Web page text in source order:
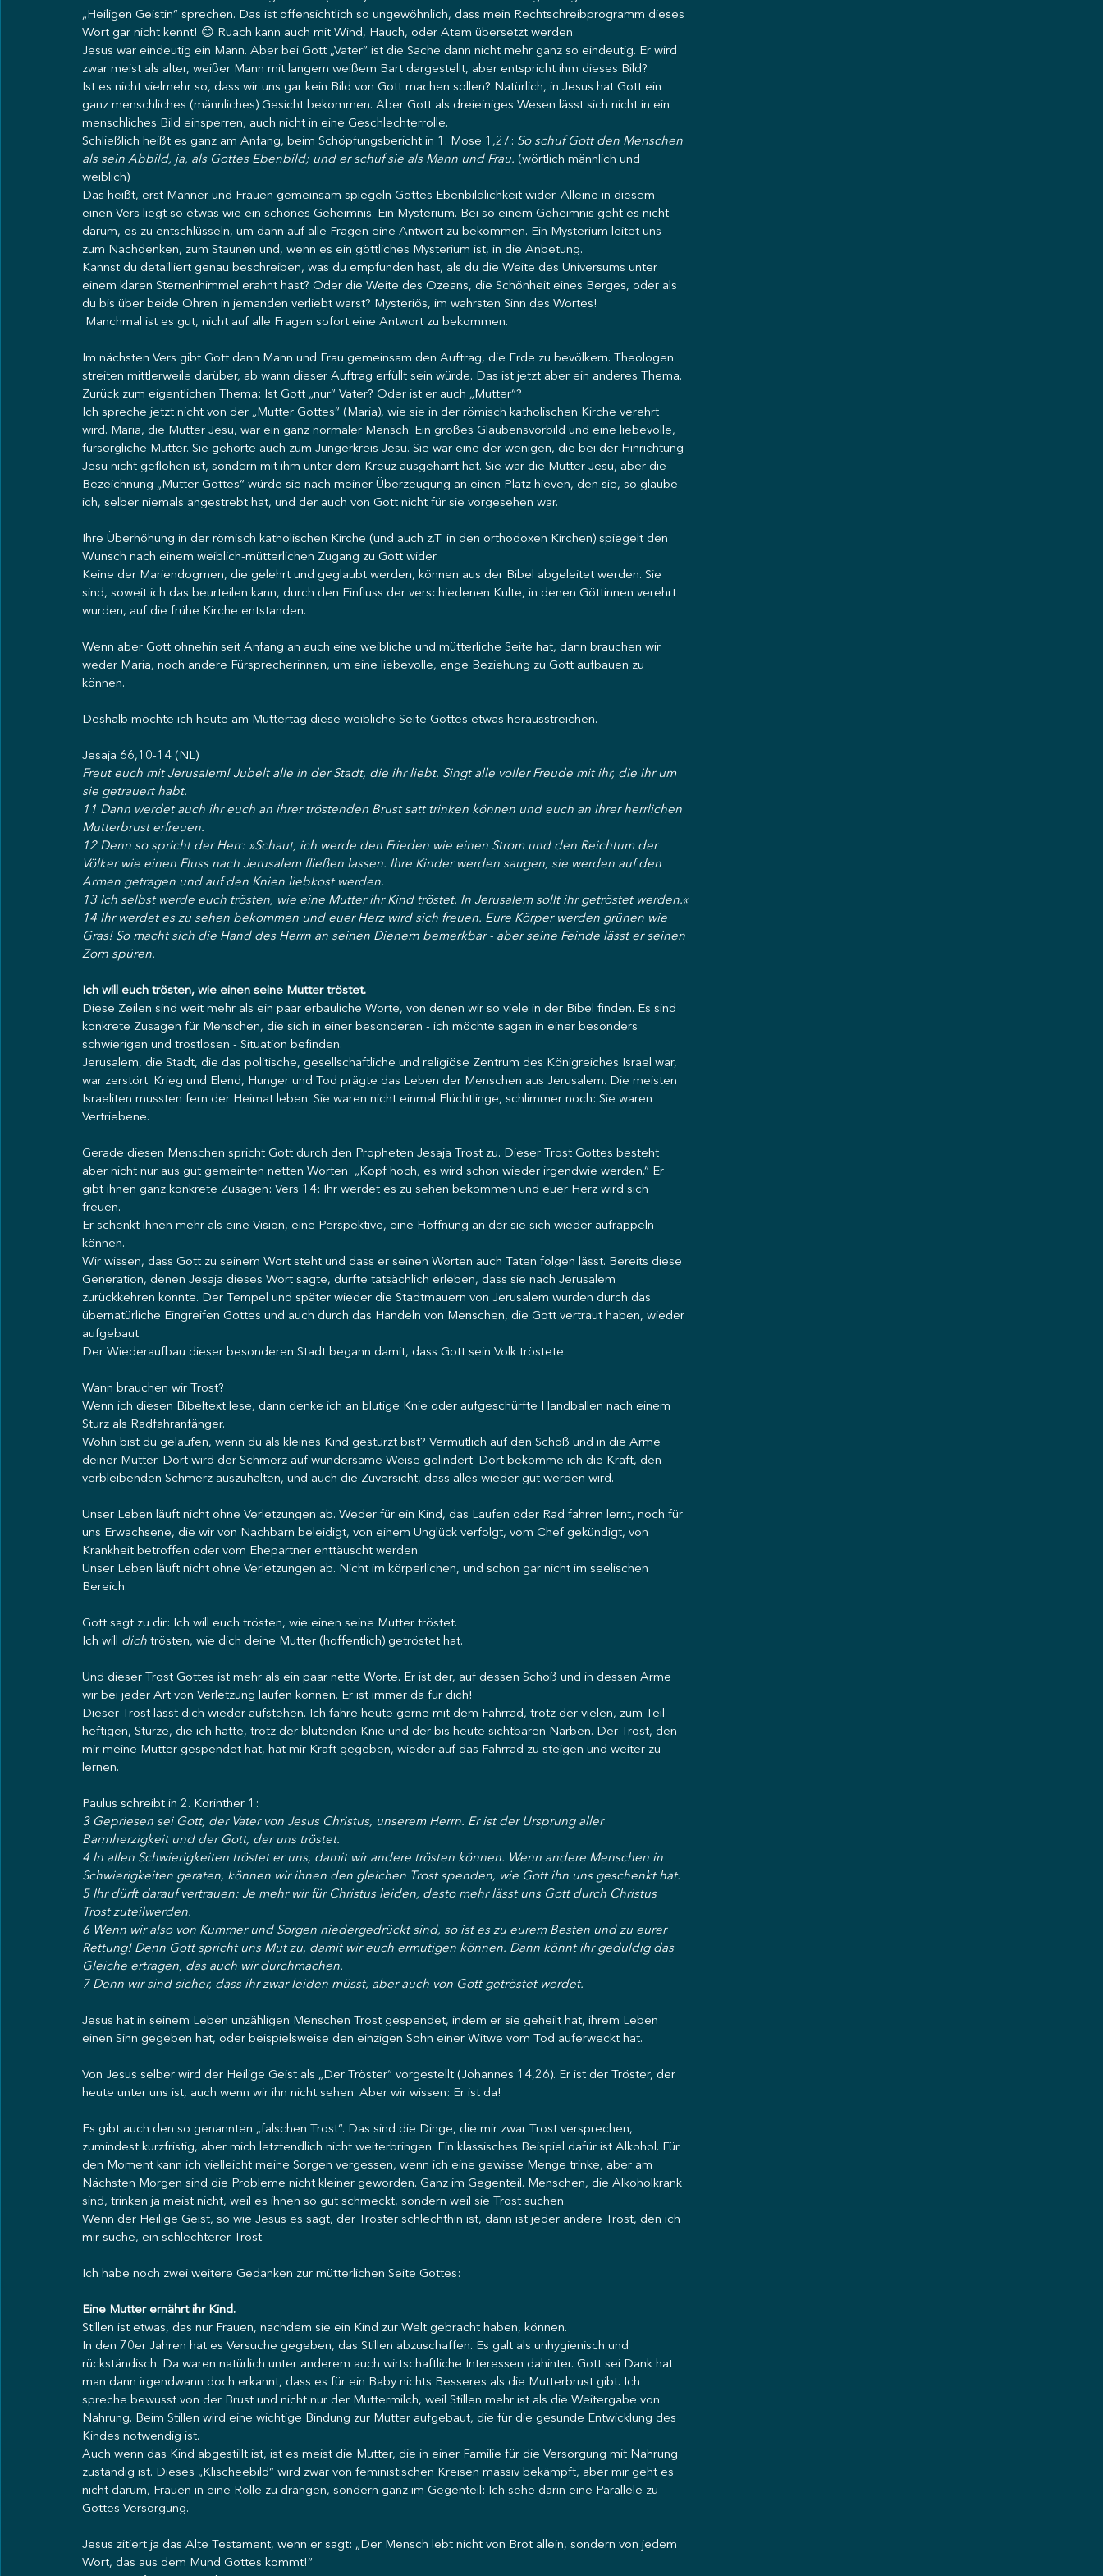
„Heiligen Geistin“ sprechen. Das ist offensichtlich so ungewöhnlich, dass mein Rechtschreibprogramm dieses
Wort gar nicht kennt! 😊 Ruach kann auch mit Wind, Hauch, oder Atem übersetzt werden.
Jesus war eindeutig ein Mann. Aber bei Gott „Vater“ ist die Sache dann nicht mehr ganz so eindeutig. Er wird
zwar meist als alter, weißer Mann mit langem weißem Bart dargestellt, aber entspricht ihm dieses Bild?
Ist es nicht vielmehr so, dass wir uns gar kein Bild von Gott machen sollen? Natürlich, in Jesus hat Gott ein
ganz menschliches (männliches) Gesicht bekommen. Aber Gott als dreieiniges Wesen lässt sich nicht in ein
menschliches Bild einsperren, auch nicht in eine Geschlechterrolle.
Schließlich heißt es ganz am Anfang, beim Schöpfungsbericht in 1. Mose 1,27: So schuf Gott den Menschen
als sein Abbild, ja, als Gottes Ebenbild; und er schuf sie als Mann und Frau. (wörtlich männlich und
weiblich)
Das heißt, erst Männer und Frauen gemeinsam spiegeln Gottes Ebenbildlichkeit wider. Alleine in diesem
einen Vers liegt so etwas wie ein schönes Geheimnis. Ein Mysterium. Bei so einem Geheimnis geht es nicht
darum, es zu entschlüsseln, um dann auf alle Fragen eine Antwort zu bekommen. Ein Mysterium leitet uns
zum Nachdenken, zum Staunen und, wenn es ein göttliches Mysterium ist, in die Anbetung.
Kannst du detailliert genau beschreiben, was du empfunden hast, als du die Weite des Universums unter
einem klaren Sternenhimmel erahnt hast? Oder die Weite des Ozeans, die Schönheit eines Berges, oder als
du bis über beide Ohren in jemanden verliebt warst? Mysteriös, im wahrsten Sinn des Wortes!
Manchmal ist es gut, nicht auf alle Fragen sofort eine Antwort zu bekommen.
Im nächsten Vers gibt Gott dann Mann und Frau gemeinsam den Auftrag, die Erde zu bevölkern. Theologen
streiten mittlerweile darüber, ab wann dieser Auftrag erfüllt sein würde. Das ist jetzt aber ein anderes Thema.
Zurück zum eigentlichen Thema: Ist Gott „nur“ Vater? Oder ist er auch „Mutter“?
Ich spreche jetzt nicht von der „Mutter Gottes“ (Maria), wie sie in der römisch katholischen Kirche verehrt
wird. Maria, die Mutter Jesu, war ein ganz normaler Mensch. Ein großes Glaubensvorbild und eine liebevolle,
fürsorgliche Mutter. Sie gehörte auch zum Jüngerkreis Jesu. Sie war eine der wenigen, die bei der Hinrichtung
Jesu nicht geflohen ist, sondern mit ihm unter dem Kreuz ausgeharrt hat. Sie war die Mutter Jesu, aber die
Bezeichnung „Mutter Gottes“ würde sie nach meiner Überzeugung an einen Platz hieven, den sie, so glaube
ich, selber niemals angestrebt hat, und der auch von Gott nicht für sie vorgesehen war.
Ihre Überhöhung in der römisch katholischen Kirche (und auch z.T. in den orthodoxen Kirchen) spiegelt den
Wunsch nach einem weiblich-mütterlichen Zugang zu Gott wider.
Keine der Mariendogmen, die gelehrt und geglaubt werden, können aus der Bibel abgeleitet werden. Sie
sind, soweit ich das beurteilen kann, durch den Einfluss der verschiedenen Kulte, in denen Göttinnen verehrt
wurden, auf die frühe Kirche entstanden.
Wenn aber Gott ohnehin seit Anfang an auch eine weibliche und mütterliche Seite hat, dann brauchen wir
weder Maria, noch andere Fürsprecherinnen, um eine liebevolle, enge Beziehung zu Gott aufbauen zu
können.
Deshalb möchte ich heute am Muttertag diese weibliche Seite Gottes etwas herausstreichen.
Jesaja 66,10-14 (NL)
Freut euch mit Jerusalem! Jubelt alle in der Stadt, die ihr liebt. Singt alle voller Freude mit ihr, die ihr um
sie getrauert habt.
11 Dann werdet auch ihr euch an ihrer tröstenden Brust satt trinken können und euch an ihrer herrlichen
Mutterbrust erfreuen.
12 Denn so spricht der Herr: »Schaut, ich werde den Frieden wie einen Strom und den Reichtum der
Völker wie einen Fluss nach Jerusalem fließen lassen. Ihre Kinder werden saugen, sie werden auf den
Armen getragen und auf den Knien liebkost werden.
13 Ich selbst werde euch trösten, wie eine Mutter ihr Kind tröstet. In Jerusalem sollt ihr getröstet werden.«
14 Ihr werdet es zu sehen bekommen und euer Herz wird sich freuen. Eure Körper werden grünen wie
Gras! So macht sich die Hand des Herrn an seinen Dienern bemerkbar - aber seine Feinde lässt er seinen
Zorn spüren.
Ich will euch trösten, wie einen seine Mutter tröstet.
Diese Zeilen sind weit mehr als ein paar erbauliche Worte, von denen wir so viele in der Bibel finden. Es sind
konkrete Zusagen für Menschen, die sich in einer besonderen - ich möchte sagen in einer besonders
schwierigen und trostlosen - Situation befinden.
Jerusalem, die Stadt, die das politische, gesellschaftliche und religiöse Zentrum des Königreiches Israel war,
war zerstört. Krieg und Elend, Hunger und Tod prägte das Leben der Menschen aus Jerusalem. Die meisten
Israeliten mussten fern der Heimat leben. Sie waren nicht einmal Flüchtlinge, schlimmer noch: Sie waren
Vertriebene.
Gerade diesen Menschen spricht Gott durch den Propheten Jesaja Trost zu. Dieser Trost Gottes besteht
aber nicht nur aus gut gemeinten netten Worten: „Kopf hoch, es wird schon wieder irgendwie werden.“ Er
gibt ihnen ganz konkrete Zusagen: Vers 14: Ihr werdet es zu sehen bekommen und euer Herz wird sich
freuen.
Er schenkt ihnen mehr als eine Vision, eine Perspektive, eine Hoffnung an der sie sich wieder aufrappeln
können.
Wir wissen, dass Gott zu seinem Wort steht und dass er seinen Worten auch Taten folgen lässt. Bereits diese
Generation, denen Jesaja dieses Wort sagte, durfte tatsächlich erleben, dass sie nach Jerusalem
zurückkehren konnte. Der Tempel und später wieder die Stadtmauern von Jerusalem wurden durch das
übernatürliche Eingreifen Gottes und auch durch das Handeln von Menschen, die Gott vertraut haben, wieder
aufgebaut.
Der Wiederaufbau dieser besonderen Stadt begann damit, dass Gott sein Volk tröstete.
Wann brauchen wir Trost?
Wenn ich diesen Bibeltext lese, dann denke ich an blutige Knie oder aufgeschürfte Handballen nach einem
Sturz als Radfahranfänger.
Wohin bist du gelaufen, wenn du als kleines Kind gestürzt bist? Vermutlich auf den Schoß und in die Arme
deiner Mutter. Dort wird der Schmerz auf wundersame Weise gelindert. Dort bekomme ich die Kraft, den
verbleibenden Schmerz auszuhalten, und auch die Zuversicht, dass alles wieder gut werden wird.
Unser Leben läuft nicht ohne Verletzungen ab. Weder für ein Kind, das Laufen oder Rad fahren lernt, noch für
uns Erwachsene, die wir von Nachbarn beleidigt, von einem Unglück verfolgt, vom Chef gekündigt, von
Krankheit betroffen oder vom Ehepartner enttäuscht werden.
Unser Leben läuft nicht ohne Verletzungen ab. Nicht im körperlichen, und schon gar nicht im seelischen
Bereich.
Gott sagt zu dir: Ich will euch trösten, wie einen seine Mutter tröstet.
Ich will dich trösten, wie dich deine Mutter (hoffentlich) getröstet hat.
Und dieser Trost Gottes ist mehr als ein paar nette Worte. Er ist der, auf dessen Schoß und in dessen Arme
wir bei jeder Art von Verletzung laufen können. Er ist immer da für dich!
Dieser Trost lässt dich wieder aufstehen. Ich fahre heute gerne mit dem Fahrrad, trotz der vielen, zum Teil
heftigen, Stürze, die ich hatte, trotz der blutenden Knie und der bis heute sichtbaren Narben. Der Trost, den
mir meine Mutter gespendet hat, hat mir Kraft gegeben, wieder auf das Fahrrad zu steigen und weiter zu
lernen.
Paulus schreibt in 2. Korinther 1:
3 Gepriesen sei Gott, der Vater von Jesus Christus, unserem Herrn. Er ist der Ursprung aller
Barmherzigkeit und der Gott, der uns tröstet.
4 In allen Schwierigkeiten tröstet er uns, damit wir andere trösten können. Wenn andere Menschen in
Schwierigkeiten geraten, können wir ihnen den gleichen Trost spenden, wie Gott ihn uns geschenkt hat.
5 Ihr dürft darauf vertrauen: Je mehr wir für Christus leiden, desto mehr lässt uns Gott durch Christus
Trost zuteilwerden.
6 Wenn wir also von Kummer und Sorgen niedergedrückt sind, so ist es zu eurem Besten und zu eurer
Rettung! Denn Gott spricht uns Mut zu, damit wir euch ermutigen können. Dann könnt ihr geduldig das
Gleiche ertragen, das auch wir durchmachen.
7 Denn wir sind sicher, dass ihr zwar leiden müsst, aber auch von Gott getröstet werdet.
Jesus hat in seinem Leben unzähligen Menschen Trost gespendet, indem er sie geheilt hat, ihrem Leben
einen Sinn gegeben hat, oder beispielsweise den einzigen Sohn einer Witwe vom Tod auferweckt hat.
Von Jesus selber wird der Heilige Geist als „Der Tröster“ vorgestellt (Johannes 14,26). Er ist der Tröster, der
heute unter uns ist, auch wenn wir ihn nicht sehen. Aber wir wissen: Er ist da!
Es gibt auch den so genannten „falschen Trost“. Das sind die Dinge, die mir zwar Trost versprechen,
zumindest kurzfristig, aber mich letztendlich nicht weiterbringen. Ein klassisches Beispiel dafür ist Alkohol. Für
den Moment kann ich vielleicht meine Sorgen vergessen, wenn ich eine gewisse Menge trinke, aber am
Nächsten Morgen sind die Probleme nicht kleiner geworden. Ganz im Gegenteil. Menschen, die Alkoholkrank
sind, trinken ja meist nicht, weil es ihnen so gut schmeckt, sondern weil sie Trost suchen.
Wenn der Heilige Geist, so wie Jesus es sagt, der Tröster schlechthin ist, dann ist jeder andere Trost, den ich
mir suche, ein schlechterer Trost.
Ich habe noch zwei weitere Gedanken zur mütterlichen Seite Gottes:
Eine Mutter ernährt ihr Kind.
Stillen ist etwas, das nur Frauen, nachdem sie ein Kind zur Welt gebracht haben, können.
In den 70er Jahren hat es Versuche gegeben, das Stillen abzuschaffen. Es galt als unhygienisch und
rückständisch. Da waren natürlich unter anderem auch wirtschaftliche Interessen dahinter. Gott sei Dank hat
man dann irgendwann doch erkannt, dass es für ein Baby nichts Besseres als die Mutterbrust gibt. Ich
spreche bewusst von der Brust und nicht nur der Muttermilch, weil Stillen mehr ist als die Weitergabe von
Nahrung. Beim Stillen wird eine wichtige Bindung zur Mutter aufgebaut, die für die gesunde Entwicklung des
Kindes notwendig ist.
Auch wenn das Kind abgestillt ist, ist es meist die Mutter, die in einer Familie für die Versorgung mit Nahrung
zuständig ist. Dieses „Klischeebild“ wird zwar von feministischen Kreisen massiv bekämpft, aber mir geht es
nicht darum, Frauen in eine Rolle zu drängen, sondern ganz im Gegenteil: Ich sehe darin eine Parallele zu
Gottes Versorgung.
Jesus zitiert ja das Alte Testament, wenn er sagt: „Der Mensch lebt nicht von Brot allein, sondern von jedem
Wort, das aus dem Mund Gottes kommt!“